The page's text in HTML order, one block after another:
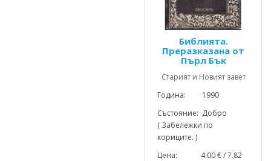
Библията.
Преразказана от
Пърл Бък
Старият и Новият завет
Година: 1990
Състояние: Добро
( Забележки по
кориците. )
Цена: 4.00 € / 7.82